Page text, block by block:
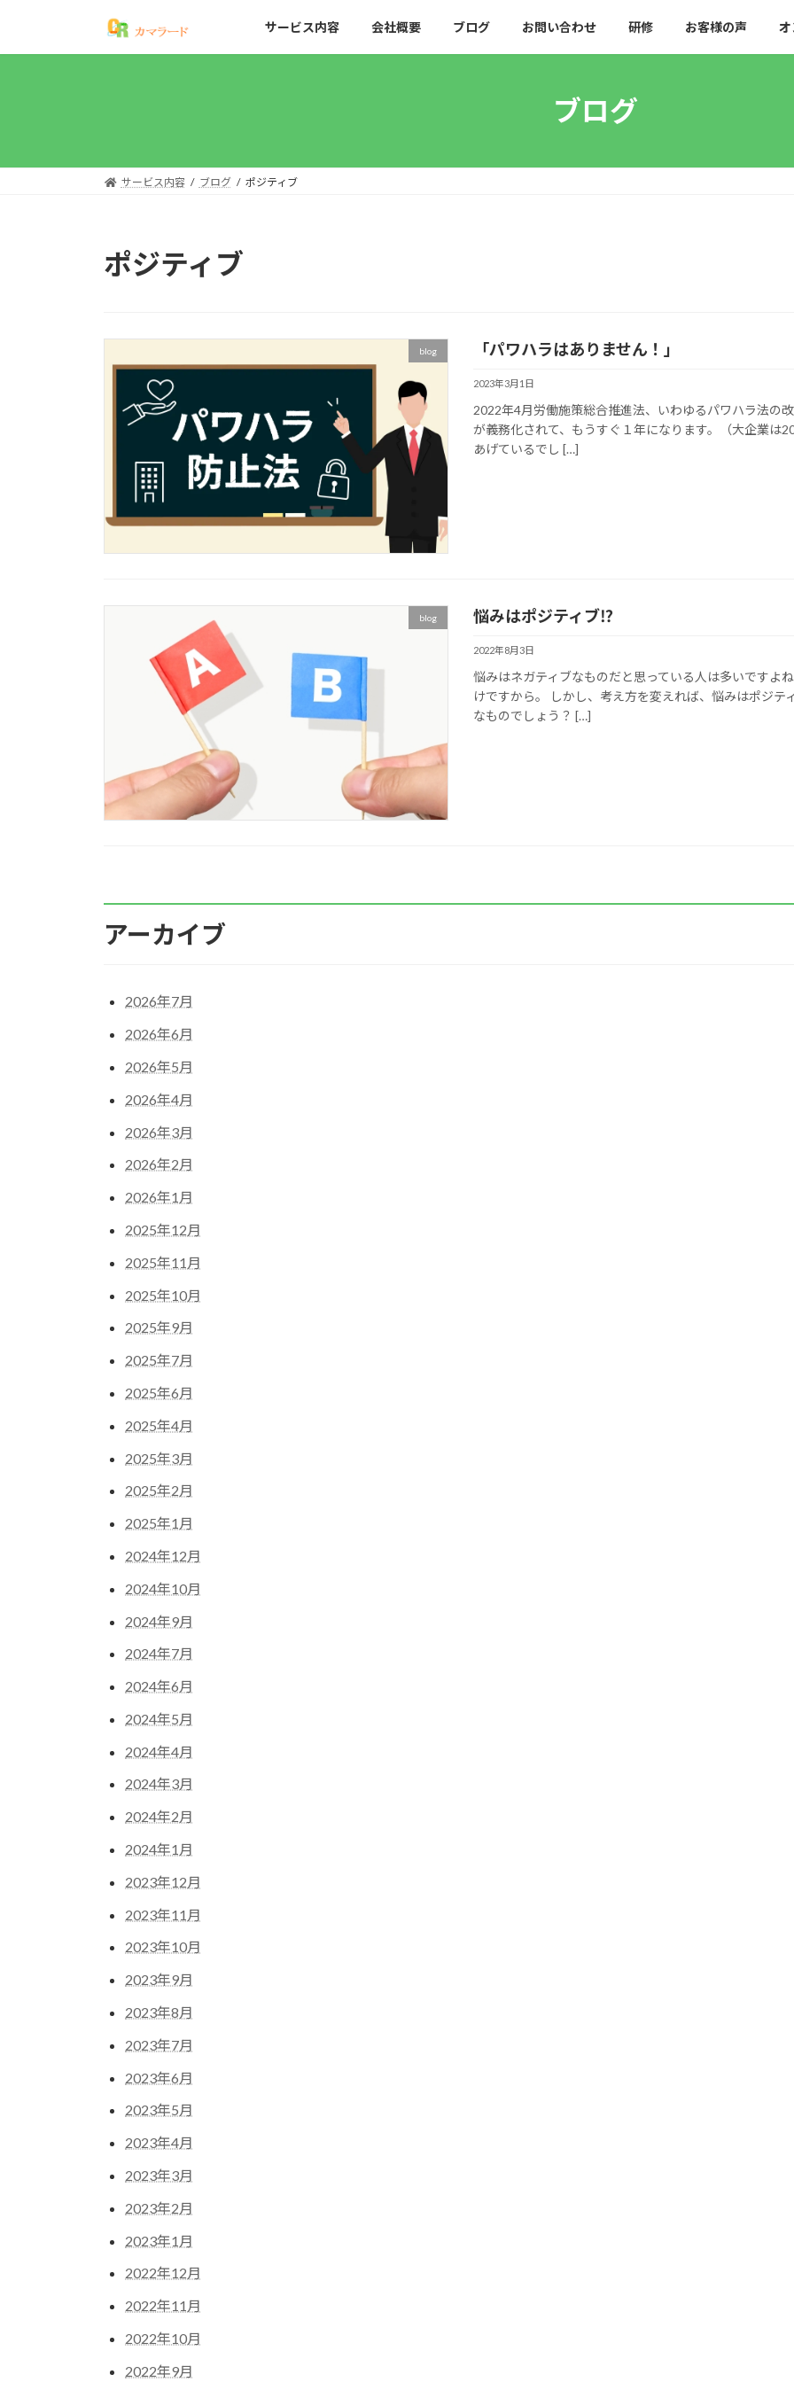
テ
ゲ
サービス内容 会社概要 ブログ お問い合わせ 研修 お客様の声 オ
ブログ
サービス内容 ブログ ポジティブ
ポジティブ
blog 「パワハラはありません！」
2023年3月1日
2022年4月労働施策総合推進法、いわゆるパワハラ法の
が義務化されて、もうすぐ１年になります。（大企業は
あげているでし […]
blog 悩みはポジティブ⁉
2022年8月3日
悩みはネガティブなものだと思っている人は多いですよ
けですから。 しかし、考え方を変えれば、悩みはポジ
なものでしょう？ […]
アーカイブ
2026年7月
2026年6月
2026年5月
2026年4月
2026年3月
2026年2月
2026年1月
2025年12月
2025年11月
2025年10月
2025年9月
2025年7月
2025年6月
2025年4月
2025年3月
2025年2月
2025年1月
2024年12月
2024年10月
2024年9月
2024年7月
2024年6月
2024年5月
2024年4月
2024年3月
2024年2月
2024年1月
2023年12月
2023年11月
2023年10月
2023年9月
2023年8月
2023年7月
2023年6月
2023年5月
2023年4月
2023年3月
2023年2月
2023年1月
2022年12月
2022年11月
2022年10月
2022年9月